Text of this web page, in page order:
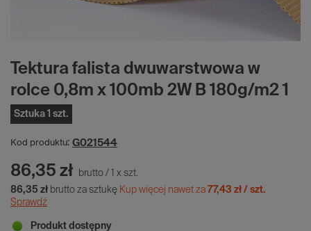
Tektura falista dwuwarstwowa w
rolce 0,8m x 100mb 2W B 180g/m2 1
Sztuka 1 szt.
Kod produktu: G021544
86,35 zł brutto / 1 x szt.
86,35 zł brutto za sztukę Kup więcej nawet za 77,43 zł / szt.
Sprawdź
Produkt dostępny